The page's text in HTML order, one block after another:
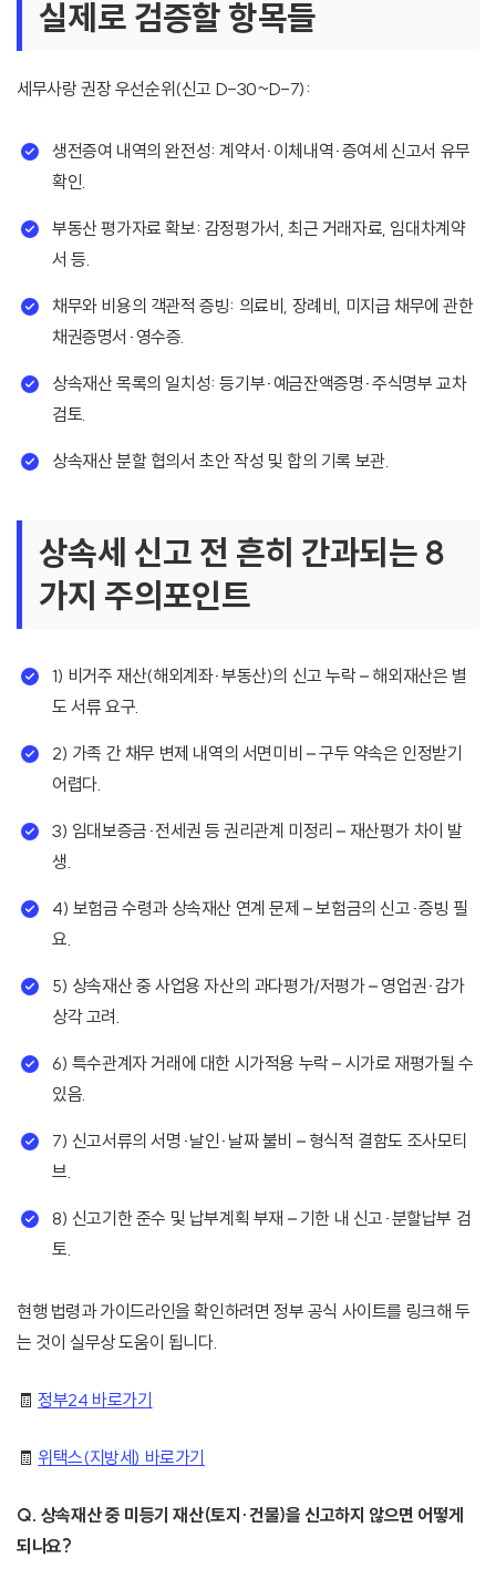
실제로 검증할 항목들
세무사랑 권장 우선순위(신고 D-30~D-7):
생전증여 내역의 완전성: 계약서·이체내역·증여세 신고서 유무
확인.
부동산 평가자료 확보: 감정평가서, 최근 거래자료, 임대차계약
서 등.
채무와 비용의 객관적 증빙: 의료비, 장례비, 미지급 채무에 관한
채권증명서·영수증.
상속재산 목록의 일치성: 등기부·예금잔액증명·주식명부 교차
검토.
상속재산 분할 협의서 초안 작성 및 합의 기록 보관.
상속세 신고 전 흔히 간과되는 8
가지 주의포인트
1) 비거주 재산(해외계좌·부동산)의 신고 누락 – 해외재산은 별
도 서류 요구.
2) 가족 간 채무 변제 내역의 서면미비 – 구두 약속은 인정받기
어렵다.
3) 임대보증금·전세권 등 권리관계 미정리 – 재산평가 차이 발
생.
4) 보험금 수령과 상속재산 연계 문제 – 보험금의 신고·증빙 필
요.
5) 상속재산 중 사업용 자산의 과다평가/저평가 – 영업권·감가
상각 고려.
6) 특수관계자 거래에 대한 시가적용 누락 – 시가로 재평가될 수
있음.
7) 신고서류의 서명·날인·날짜 불비 – 형식적 결함도 조사모티
브.
8) 신고기한 준수 및 납부계획 부재 – 기한 내 신고·분할납부 검
토.
현행 법령과 가이드라인을 확인하려면 정부 공식 사이트를 링크해 두
는 것이 실무상 도움이 됩니다.
🧾정부24 바로가기
🧾 위택스(지방세) 바로가기
Q. 상속재산 중 미등기 재산(토지·건물)을 신고하지 않으면 어떻게
되나요?